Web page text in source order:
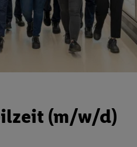
(m/w/d)